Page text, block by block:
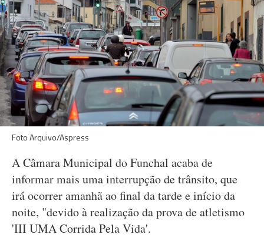
Foto Arquivo/Aspress
A Câmara Municipal do Funchal acaba de
informar mais uma interrupção de trânsito, que
irá ocorrer amanhã ao final da tarde e início da
noite, "devido à realização da prova de atletismo
'III UMA Corrida Pela Vida'.